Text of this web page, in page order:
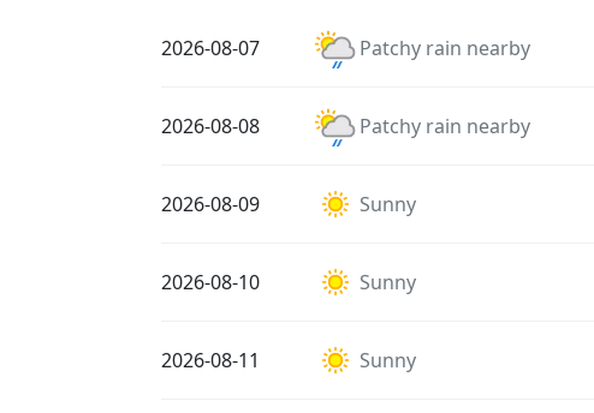
2026-08-07 Patchy rain nearby
2026-08-08 Patchy rain nearby
2026-08-09 Sunny
2026-08-10 Sunny
2026-08-11 Sunny